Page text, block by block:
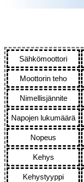
Sähkömoottori
Moottorin teho
Nimellisjännite
Napojen lukumäärä
Nopeus
Kehys
Kehystyyppi